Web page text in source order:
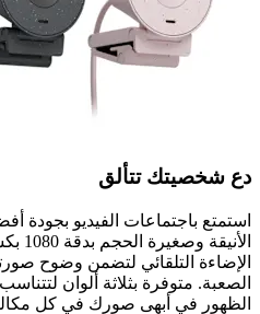
دع شخصيتك تتألق
الإضاءة التلقائي لتضمن وضوح
الصعبة. متوفرة بثلاثة ألوان
الظهور في أبهى صورك في كل